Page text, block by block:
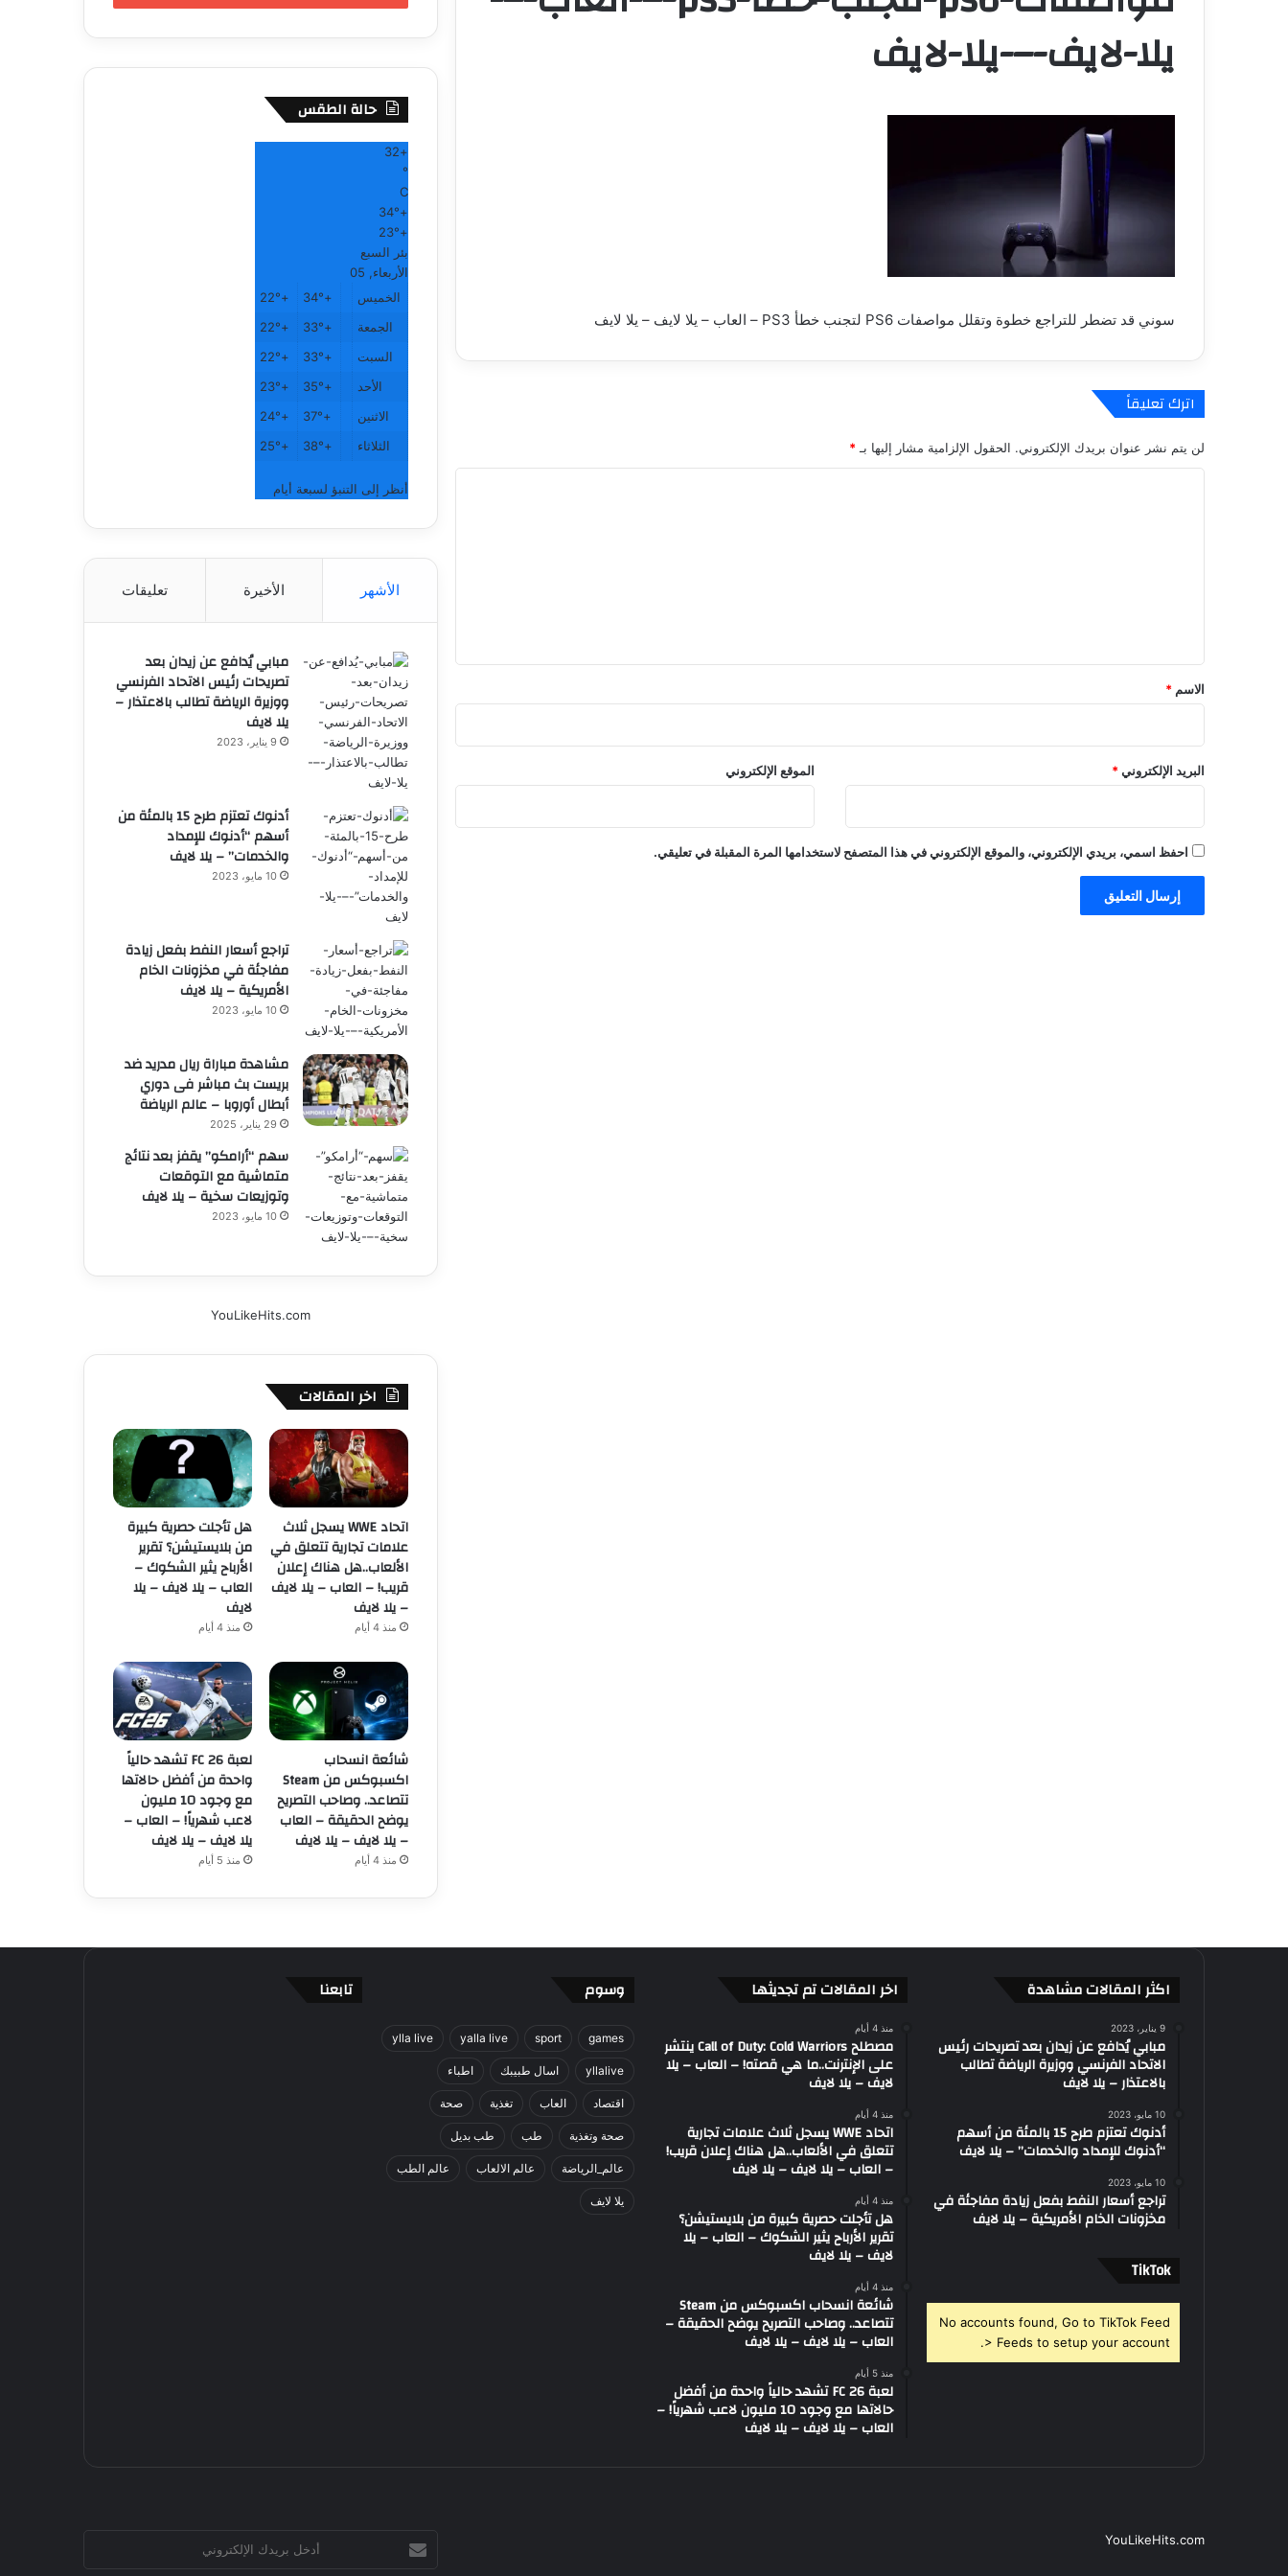
يلا-لايف-–-يلا-لايف
سوني قد تضطر للتراجع خطوة وتقلل مواصفات PS6 لتجنب خطأ PS3 – العاب – يلا لايف – يلا لايف
اترك تعليقاً
لن يتم نشر عنوان بريدك الإلكتروني. الحقول الإلزامية مشار إليها بـ *
*
الاسم *
البريد الإلكتروني* الموقع الإلكتروني
احفظ اسمي، بريدي الإلكتروني، والموقع الإلكتروني في هذا المتصفح لاستخدامها المرة المقبلة في تعليقي.
حالة الطقس
+
32
°
C
+
34°
+
23°
بئر السبع
الأربعاء, 05
الخميس
+
34°
+
22°
الجمعة
+
33°
+
22°
السبت
+
33°
+
22°
الأحد
+
35°
+
23°
الاثنين
+
37°
+
24°
الثلاثاء
+
38°
+
25°
أنظر إلى التنبؤ لسبعة أيام
الأشهر الأخيرة تعليقات
مبابي يُدافع عن زيدان بعد
تصريحات رئيس الاتحاد الفرنسي
ووزيرة الرياضة تطالب بالاعتذار –
يلا لايف
9 يناير، 2023
أدنوك تعتزم طرح 15 بالمئة من
أسهم “أدنوك للإمداد
والخدمات” – يلا لايف
10 مايو، 2023
تراجع أسعار النفط بفعل زيادة
مفاجئة في مخزونات الخام
الأمريكية – يلا لايف
10 مايو، 2023
مشاهدة مباراة ريال مدريد ضد
بريست بث مباشر فى دوري
أبطال أوروبا – عالم الرياضة
29 يناير، 2025
سهم “أرامكو” يقفز بعد نتائج
متماشية مع التوقعات
وتوزيعات سخية – يلا لايف
10 مايو، 2023
YouLikeHits.com
اخر المقالات
اتحاد WWE يسجل ثلاث
علامات تجارية تتعلق في
الألعاب..هل هناك إعلان
قريب! – العاب – يلا لايف
– يلا لايف
منذ 4 أيام
هل تأجلت حصرية كبيرة
من بلايستيشن؟ تقرير
الأرباح يثير الشكوك –
العاب – يلا لايف – يلا
لايف
منذ 4 أيام
شائعة انسحاب
اكسبوكس من Steam
تتصاعد.. وصاحب التصريح
يوضح الحقيقة – العاب
– يلا لايف – يلا لايف
منذ 4 أيام
لعبة FC 26 تشهد حالياً
واحدة من أفضل حالاتها
مع وجود 10 مليون
لاعب شهرياً! – العاب –
يلا لايف – يلا لايف
منذ 5 أيام
اكثر المقالات مشاهدة
9 يناير، 2023
مبابي يُدافع عن زيدان بعد تصريحات رئيس
الاتحاد الفرنسي ووزيرة الرياضة تطالب
بالاعتذار – يلا لايف
10 مايو، 2023
أدنوك تعتزم طرح 15 بالمئة من أسهم
“أدنوك للإمداد والخدمات” – يلا لايف
10 مايو، 2023
تراجع أسعار النفط بفعل زيادة مفاجئة في
مخزونات الخام الأمريكية – يلا لايف
‫TikTok
No accounts found, Go to TikTok Feed
> Feeds to setup your account.
اخر المقالات تم تجديثها
منذ 4 أيام
مصطلح Call of Duty: Cold Warriors ينتشر
على الإنترنت..ما هي قصته! – العاب – يلا
لايف – يلا لايف
منذ 4 أيام
اتحاد WWE يسجل ثلاث علامات تجارية
تتعلق في الألعاب..هل هناك إعلان قريب!
– العاب – يلا لايف – يلا لايف
منذ 4 أيام
هل تأجلت حصرية كبيرة من بلايستيشن؟
تقرير الأرباح يثير الشكوك – العاب – يلا
لايف – يلا لايف
منذ 4 أيام
شائعة انسحاب اكسبوكس من Steam
تتصاعد.. وصاحب التصريح يوضح الحقيقة –
العاب – يلا لايف – يلا لايف
منذ 5 أيام
لعبة FC 26 تشهد حالياً واحدة من أفضل
حالاتها مع وجود 10 مليون لاعب شهرياً! –
العاب – يلا لايف – يلا لايف
وسوم
games
sport
yalla live
ylla live
yllalive اسال طبيبك اطباء
اقتصاد العاب تغذية صحة
صحة وتغذية طب طب بديل
عالم_الرياضة عالم الالعاب عالم الطب
يلا لايف
تابعنا
YouLikeHits.com
بريدك